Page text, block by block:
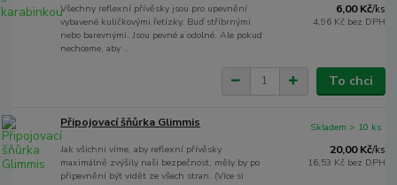
Všechny reflexní přívěsky jsou pro upevnění
vybavené kuličkovými řetízky. Buď stříbrnými
nebo barevnými. Jsou pevné a odolné. Ale pokud
nechceme, aby ...
6,00 Kč/ks
4,96 Kč bez DPH
To chci
Připojovací šňůrka Glimmis
Jak všichni víme, aby reflexní přívěsky
maximálně zvýšily naši bezpečnost, měly by po
připevnění být vidět ze všech stran. (Více si
20,00 Kč/ks
16,53 Kč bez DPH
Skladem > 10 ks